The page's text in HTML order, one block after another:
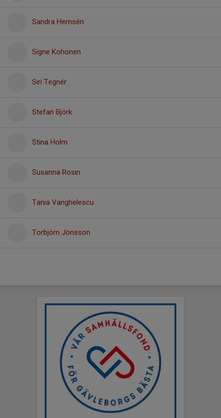
Sandra Hemsén
Signe Kohonen
Siri Tegnér
Stefan Björk
Stina Holm
Susanna Rosin
Tania Vanghelescu
Torbjörn Jönsson